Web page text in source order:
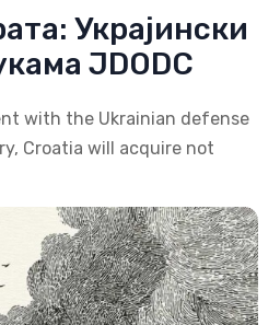
Украјински
JDODC
with the Ukrainian defense
Croatia will acquire not